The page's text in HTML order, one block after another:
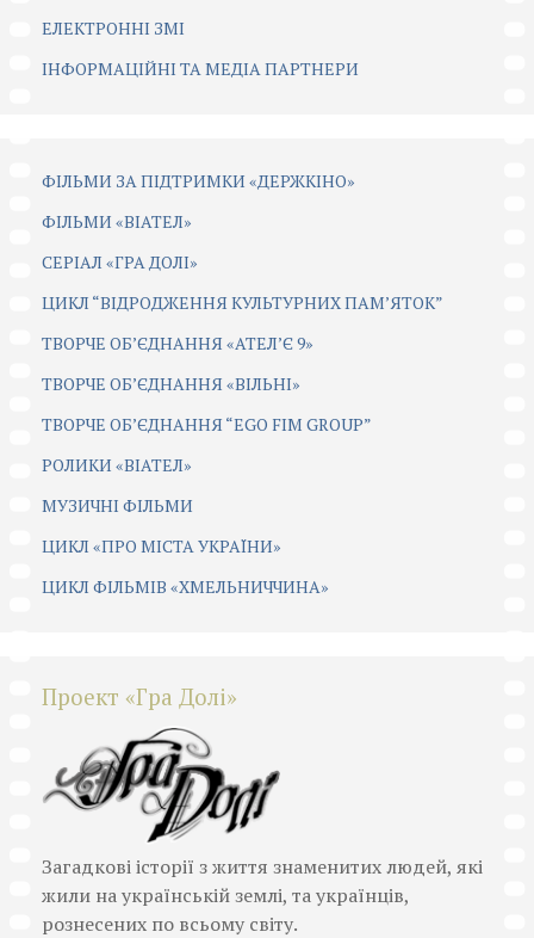
ЕЛЕКТРОННІ ЗМІ
ІНФОРМАЦІЙНІ ТА МЕДІА ПАРТНЕРИ
ФІЛЬМИ ЗА ПІДТРИМКИ «ДЕРЖКІНО»
ФІЛЬМИ «ВІАТЕЛ»
СЕРІАЛ «ГРА ДОЛІ»
ЦИКЛ “ВІДРОДЖЕННЯ КУЛЬТУРНИХ ПАМ’ЯТОК”
ТВОРЧЕ ОБ’ЄДНАННЯ «АТЕЛ’Є 9»
ТВОРЧЕ ОБ’ЄДНАННЯ «ВІЛЬНІ»
ТВОРЧЕ ОБ’ЄДНАННЯ “EGO FIM GROUP”
РОЛИКИ «ВІАТЕЛ»
МУЗИЧНІ ФІЛЬМИ
ЦИКЛ «ПРО МІСТА УКРАЇНИ»
ЦИКЛ ФІЛЬМІВ «ХМЕЛЬНИЧЧИНА»
Проект «Гра Долі»
Загадкові історії з життя знаменитих людей, які
жили на українській землі, та українців,
рознесених по всьому світу.